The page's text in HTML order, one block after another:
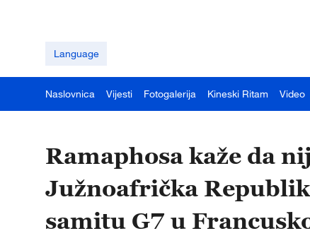
Language
Naslovnica Vijesti Fotogalerija Kineski Ritam Video
Ramaphosa kaže da
Južnoafrička
samitu G7 u